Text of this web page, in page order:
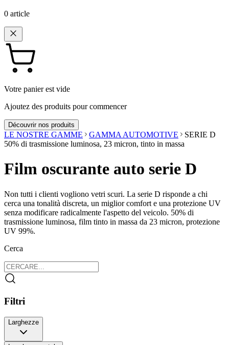
0 article
Votre panier est vide
Ajoutez des produits pour commencer
Découvrir nos produits
LE NOSTRE GAMME GAMMA AUTOMOTIVE
SERIE D
50% di trasmissione luminosa, 23 micron, tinto in massa
Film oscurante auto serie D
Non tutti i clienti vogliono vetri scuri. La serie D risponde a chi
cerca una tonalità discreta, un miglior comfort e una protezione UV
senza modificare radicalmente l'aspetto del veicolo. 50% di
trasmissione luminosa, film tinto in massa da 23 micron, protezione
UV 99%.
Cerca
Filtri
Larghezze